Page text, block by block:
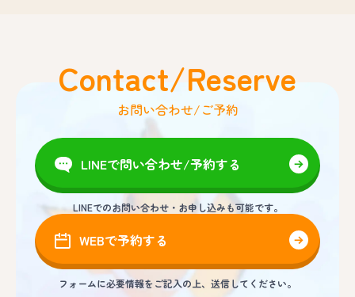
Contact/Reserve
お問い合わせ/ご予約
LINEで問い合わせ/予約する
LINEでのお問い合わせ・お申し込みも可能です。
WEBで予約する
フォームに必要情報をご記入の上、送信してください。